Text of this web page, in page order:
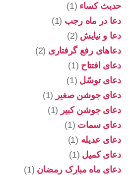
حدیث کساء (1)
دعا در ماه رجب (1)
دعا و نیایش (2)
دعاهای رفع گرفتاری (2)
دعای افتتاح (1)
دعای توسّل (1)
دعای جوشن صغیر (1)
دعای جوشن کبیر (1)
دعای سمات (1)
دعای عدیله (1)
دعای کمیل (1)
دعای ماه مبارک رمضان (1)